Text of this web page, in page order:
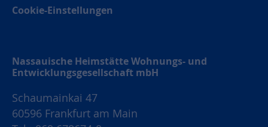
Cookie-Einstellungen
Nassauische Heimstätte Wohnungs- und
Entwicklungsgesellschaft mbH
Schaumainkai 47
60596 Frankfurt am Main